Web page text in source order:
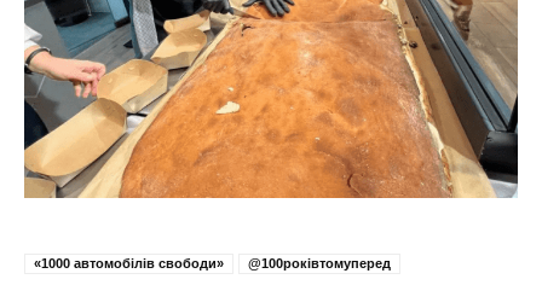
«1000 автомобілів свободи» @100роківтомуперед